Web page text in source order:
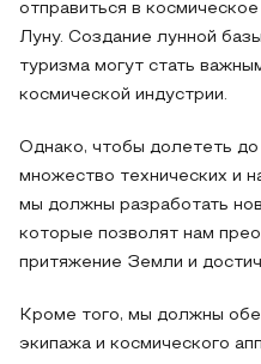
отправиться в
Луну. Создание лунной
туризма могут стать
космической индустрии.
Однако, чтобы долететь
множество технических и
мы должны разработать
которые позволят нам
притяжение Земли и
Кроме того, мы должны
экипажа и космического